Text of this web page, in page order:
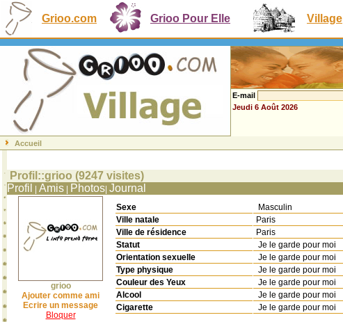
Grioo.com Grioo Pour Elle Village
E-mail
Jeudi 6 Août 2026
Accueil
Profil::grioo (9247 visites)
Profil
Amis Photos Journal
grioo
Ajouter comme ami
Ecrire un message
Bloquer
Sexe
Masculin
Ville natale
Paris
Ville de résidence
Paris
Statut
Je le garde pour moi
Orientation sexuelle
Je le garde pour moi
Type physique
Je le garde pour moi
Couleur des Yeux
Je le garde pour moi
Alcool
Je le garde pour moi
Cigarette
Je le garde pour moi